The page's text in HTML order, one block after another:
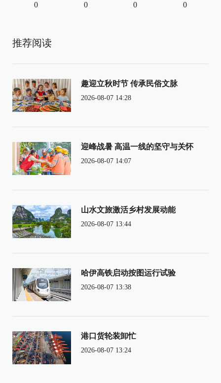
0 0 0 0
推荐阅读
趣迎立秋时节 传承民俗文脉
2026-08-07 14:28
迎峰战暑 高温一线的坚守与关怀
2026-08-07 14:07
山水文旅激活乡村发展动能
2026-08-07 13:44
哈伊高铁启动按图运行试验
2026-08-07 13:38
港口货轮装卸忙
2026-08-07 13:24